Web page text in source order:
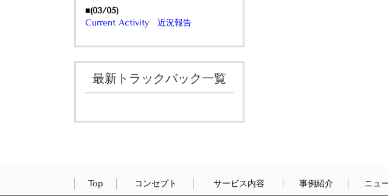
■(03/05)
Current Activity 近況報告
最新トラックバック一覧
Top コンセプト サービス内容 事例紹介 ニュ